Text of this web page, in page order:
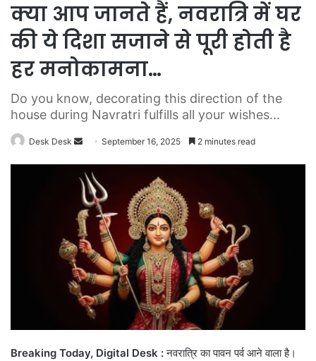
क्या आप जानते हैं, नवरात्रि में घर
की ये दिशा सजाने से पूरी होती है
हर मनोकामना…
Do you know, decorating this direction of the
house during Navratri fulfills all your wishes...
Desk Desk
Send
email
September 16, 2025 2 minutes read
Breaking Today, Digital Desk :नवरात्रि का पावन पर्व आने वाला है।